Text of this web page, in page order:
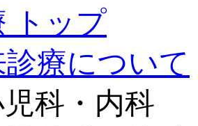
トップ
療について
科・内科